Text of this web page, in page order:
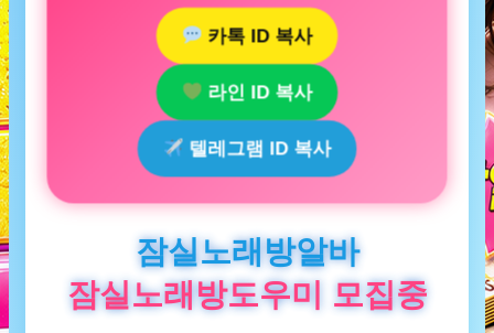
카톡 ID 복사
라인 ID 복사
텔레그램 ID 복사
잠실노래방알바
잠실노래방도우미 모집중